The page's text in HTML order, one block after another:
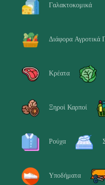
Γαλακτοκομικά
Διάφορα Αγροτικά
Κρέατα
Ξηροί Καρποί
Ρούχα
Υποδήματα